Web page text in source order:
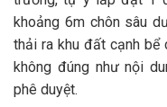
khoảng 6m chôn sâu
thải ra khu đất cạnh bể
không đúng như nội
phê duyệt.